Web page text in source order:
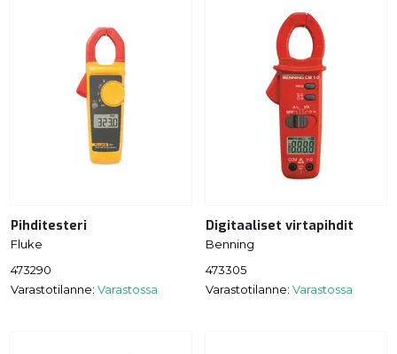
Pihditesteri
Fluke
473290
Varastotilanne: Varastossa
Digitaaliset virtapihdit
Benning
473305
Varastotilanne: Varastossa